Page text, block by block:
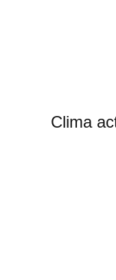
Clima